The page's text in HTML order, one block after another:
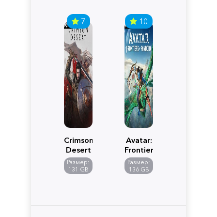
7
Crimson
Desert
Размер:
131 GB
10
Avatar:
Frontiers
of
Pandora
Размер:
136 GB